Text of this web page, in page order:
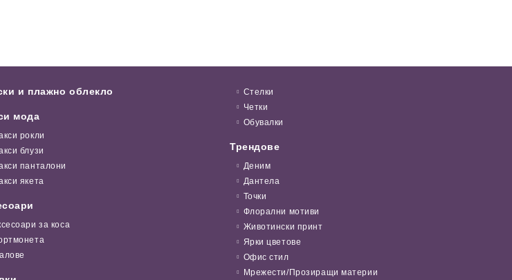
и плажно облекло
мода
рокли
блузи
панталони
якета
за коса
Стелки
Четки
Обувалки
Трендове
Деним
Дантела
Точки
Флорални мотиви
Животински принт
Ярки цветове
Офис стил
Мрежести/Прозиращи материи